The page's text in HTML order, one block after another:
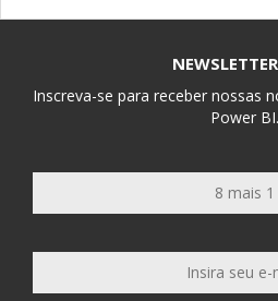
Inscreva-se para receber nossas
Power BI.